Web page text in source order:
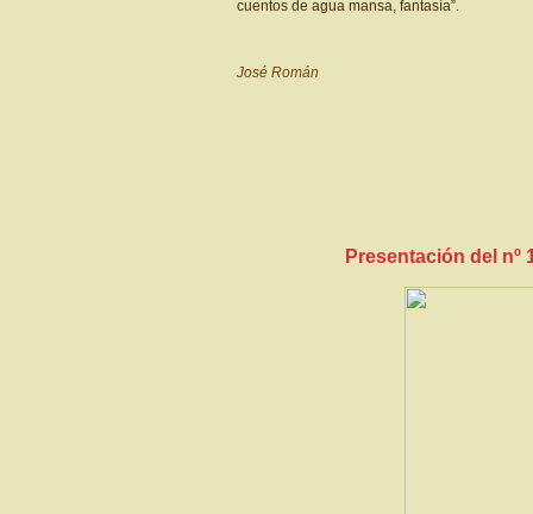
cuentos de agua mansa, fantasía”.
José Román
Presentación del nº